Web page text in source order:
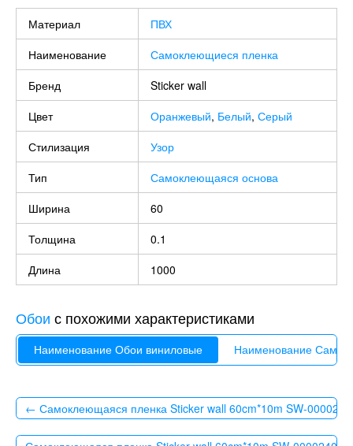
Материал
ПВХ
Наименование
Самоклеющиеся пленка
Бренд
Sticker wall
Цвет
Оранжевый, Белый, Серый
Стилизация
Узор
Тип
Самоклеющаяся основа
Ширина
60
Толщина
0.1
Длина
1000
Обои с похожими характеристиками
Наименование Обои виниловые Наименование
← Самоклеющаяся пленка Sticker wall 60cm*10m SW-